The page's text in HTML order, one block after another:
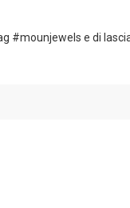
#mounjewels e di